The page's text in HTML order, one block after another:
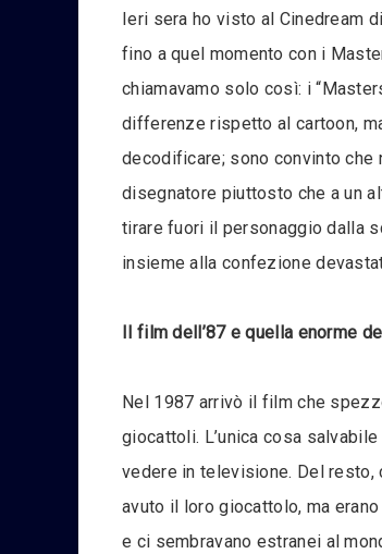
Ieri sera ho visto al Cinedream
fino a quel momento con i
chiamavamo solo così: i
differenze rispetto al cartoon,
decodificare; sono convinto che
disegnatore piuttosto che a un
tirare fuori il personaggio dalla
insieme alla confezione
Il film dell’87 e quella enorme
Nel 1987 arrivò il film che
giocattoli. L’unica cosa
vedere in televisione. Del resto,
avuto il loro giocattolo, ma
e ci sembravano estranei al